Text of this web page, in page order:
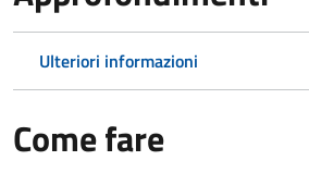
Ulteriori informazioni
Come fare